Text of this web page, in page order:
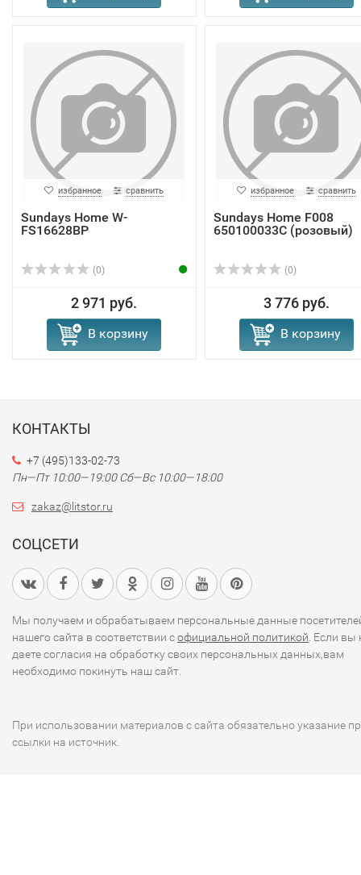
избранное сравнить
Sundays Home W-
FS16628BP
(0)
2 971 руб.
В корзину
избранное сравнить
Sundays Home F008
650100033C (розовый)
(0)
3 776 руб.
В корзину
КОНТАКТЫ
+7 (495)133-02-73
Пн—Пт 10:00—19:00 Сб—Вс 10:00—18:00
zakaz@litstor.ru
СОЦСЕТИ
Мы получаем и обрабатываем персональные данные
нашего сайта в соответствии софициальной политикой. Если вы
даете согласия на обработку своих персональных данных,вам
необходимо покинуть наш сайт.
При использовании материалов с сайта обязательно указание
ссылки на источник.